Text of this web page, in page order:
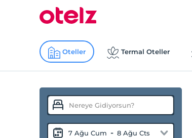
Oteller Termal Oteller
7 Ağu Cum - 8 Ağu Cts